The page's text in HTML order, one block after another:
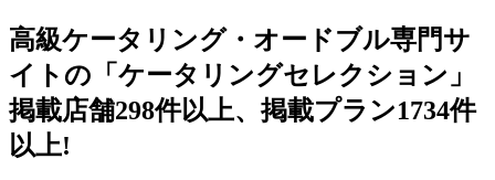
高級ケータリング・オードブル専門サ
イトの「ケータリングセレクション」
掲載店舗298件以上、掲載プラン1734件
以上!